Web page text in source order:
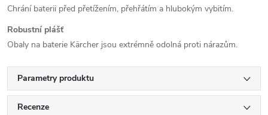
Chrání baterii před přetížením, přehřátím a hlubokým vybitím.
Robustní plášť
Obaly na baterie Kärcher jsou extrémně odolná proti nárazům.
Parametry produktu
Recenze